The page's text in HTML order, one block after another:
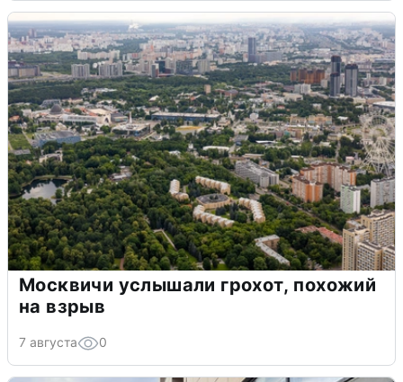
Москвичи услышали грохот, похожий
на взрыв
7 августа 0